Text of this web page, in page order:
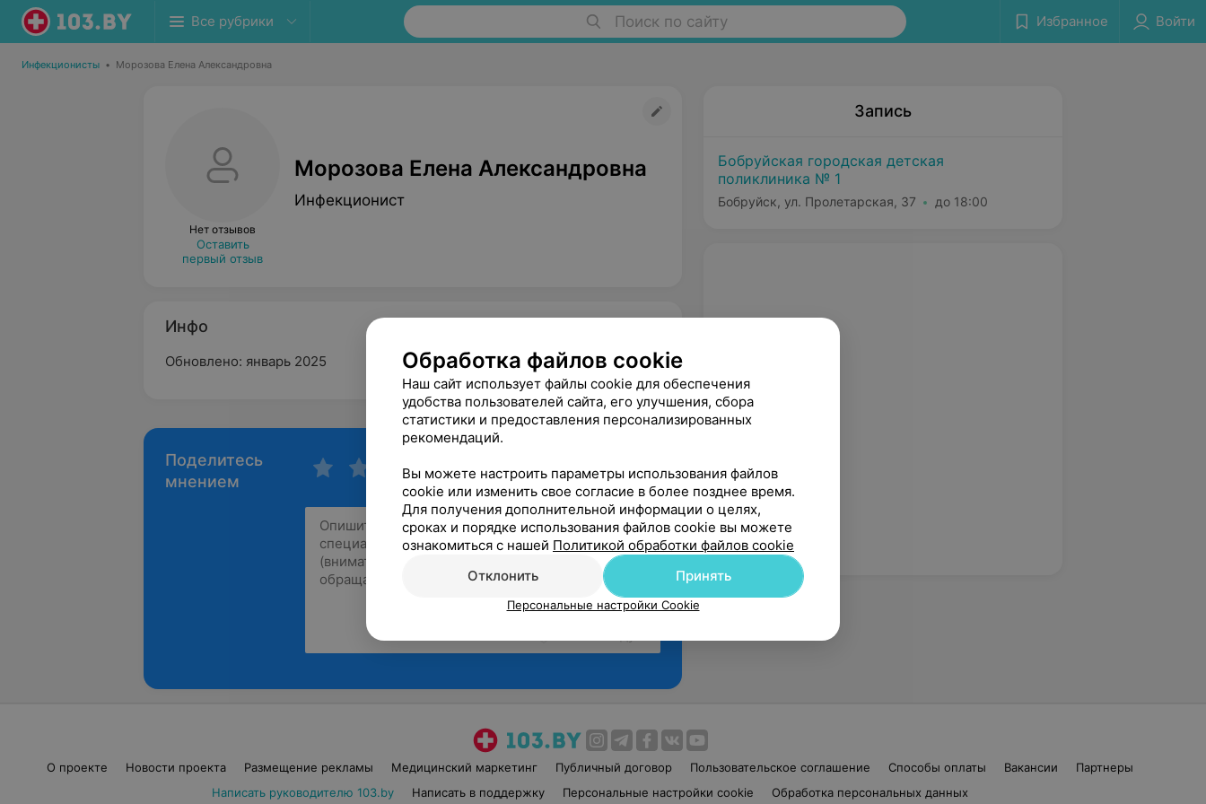
Все рубрики Поиск по сайту Избранное Войти
Инфекционисты • Морозова Елена Александровна
Нет отзывов
Оставить
первый отзыв
Морозова Елена Александровна
Инфекционист
Инфо
Обновлено: январь 2025
Поделитесь
мнением
Запись
Бобруйская городская детская
поликлиника № 1
Бобруйск, ул. Пролетарская, 37 до 18:00
О проекте Новости проекта Размещение рекламы Медицинский маркетинг Публичный договор Пользовательское соглашение Способы оплаты Вакансии
Партнеры
Написать руководителю 103.by
Написать в поддержку Персональные настройки cookie Обработка персональных данных
Обработка файлов cookie
Наш сайт использует файлы cookie для обеспечения
удобства пользователей сайта, его улучшения, сбора
статистики и предоставления персонализированных
рекомендаций.
Вы можете настроить параметры использования файлов
cookie или изменить свое согласие в более позднее время.
Для получения дополнительной информации о целях,
сроках и порядке использования файлов cookie вы можете
ознакомиться с нашей Политикой обработки файлов cookie
Отклонить
Принять
Персональные настройки Cookie